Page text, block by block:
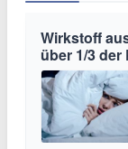
Wirkstoff
über 1/3 der